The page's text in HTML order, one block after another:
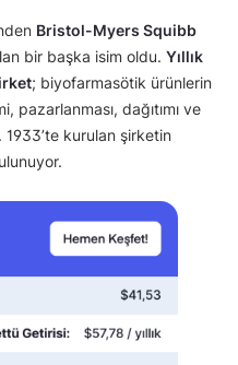
Bristol-Myers Squibb
bir başka isim oldu. Yıllık
; biyofarmasötik ürünlerin
pazarlanması, dağıtımı ve
1933’te kurulan şirketin